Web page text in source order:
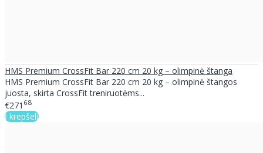
HMS Premium CrossFit Bar 220 cm 20 kg – olimpinė štanga
HMS Premium CrossFit Bar 220 cm 20 kg – olimpinė štangos
juosta, skirta CrossFit treniruotėms...
€271 68
Į krepšelį